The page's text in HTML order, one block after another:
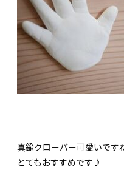
┈┈┈┈┈┈┈┈┈┈┈┈
真鍮クローバー可愛いです
とてもおすすめです♪